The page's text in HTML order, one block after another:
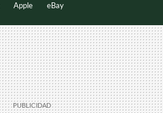
Apple eBay